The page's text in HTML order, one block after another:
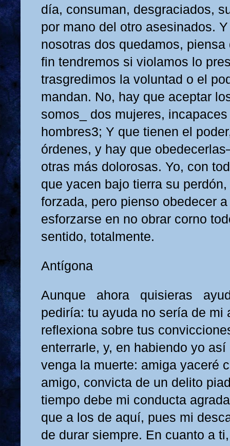
día, consuman, desgraciados,
por mano del otro asesinados.
nosotras dos quedamos,
fin tendremos si violamos lo
trasgredimos la voluntad o el
mandan. No, hay que aceptar
somos_ dos mujeres,
hombres3; Y que tienen el
órdenes, y hay que
otras más dolorosas. Yo, con
que yacen bajo tierra su
forzada, pero pienso obedecer
esforzarse en no obrar corno
sentido, totalmente.
Antígona
Aunque ahora quisieras
pediría: tu ayuda no sería de mi
reflexiona sobre tus
enterrarle, y, en habiendo yo
venga la muerte: amiga yaceré
amigo, convicta de un delito
tiempo debe mi conducta
que a los de aquí, pues mi
de durar siempre. En cuanto a